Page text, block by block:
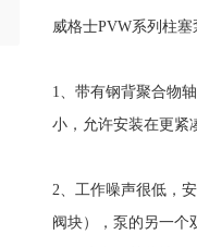
威格士PVW系列柱塞
1、带有钢背聚合物
小，允许安装在更紧
2、工作噪声很低，
阀块），泵的另一个